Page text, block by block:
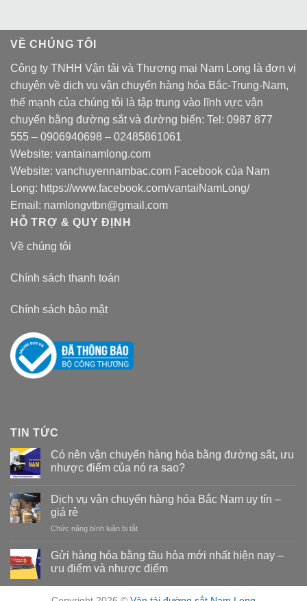
VỀ CHÚNG TÔI
Công ty TNHH Vận tải và Thương mại Nam Long là đơn vị
chuyên về dịch vụ vận chuyển hàng hóa Bắc-Trung-Nam,
thế mạnh của chúng tôi là tập trung vào lĩnh vực vận
chuyển bằng đường sắt và đường biển: Tel: 0987 877
555 – 0906940698 – 02485861061
Website: vantainamlong.com
Website: vanchuyennambac.com Facebook của Nam
Long: https://www.facebook.com/vantaiNamLong/
Email: namlongvtbn@gmail.com
HỖ TRỢ & QUY ĐỊNH
Về chúng tôi
Chính sách thanh toán
Chính sách bảo mật
TIN TỨC
Có nên vận chuyển hàng hóa bằng đường sắt, ưu
nhược điểm của nó ra sao?
Dịch vụ vận chuyển hàng hóa Bắc Nam uy tín –
giá rẻ
Chức năng bình luận bị tắt
vụ
vận
hàng
hóa
Gửi hàng hóa bằng tầu hỏa mới nhất hiện nay –
ưu điểm và nhược điểm